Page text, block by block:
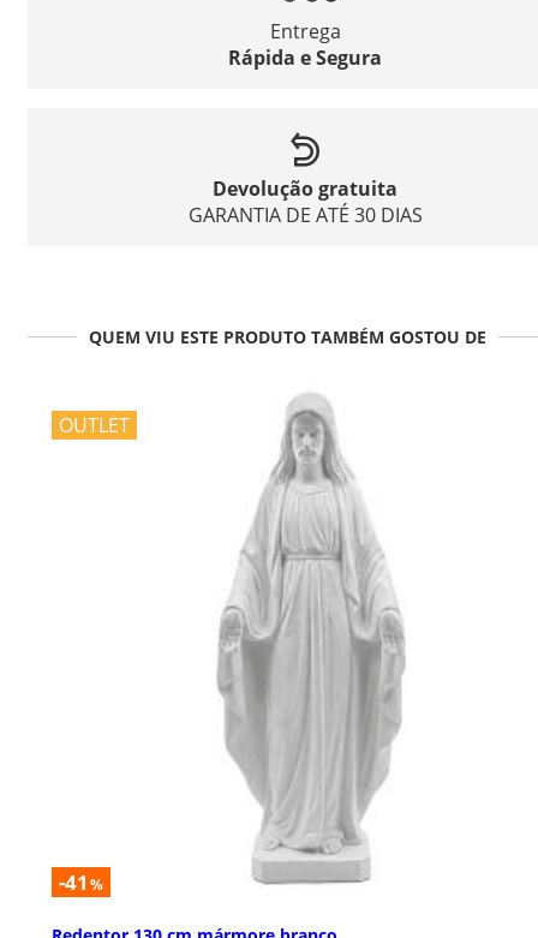
Entrega
Rápida e Segura
Devolução gratuita
GARANTIA DE ATÉ 30 DIAS
QUEM VIU ESTE PRODUTO TAMBÉM GOSTOU DE
OUTLET
-41 %